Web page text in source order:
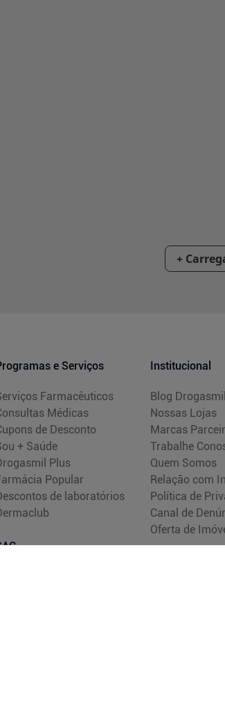
e Serviços
Farmacêuticos
Médicas
de Desconto
+ Saúde
Plus
Popular
de laboratórios
Institucional
Blog Drogasmil
Nossas Lojas
Marcas
Trabalhe
Quem Somos
Relação com
Política de
Canal de
Oferta de